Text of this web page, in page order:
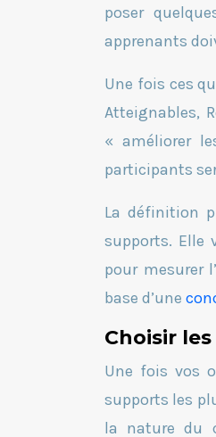
poser
apprenants
Une fois ces
Atteignables,
« améliorer
participants
La définition
supports. Elle
pour mesurer
base d’une
Choisir
Une fois vos
supports les
la nature du